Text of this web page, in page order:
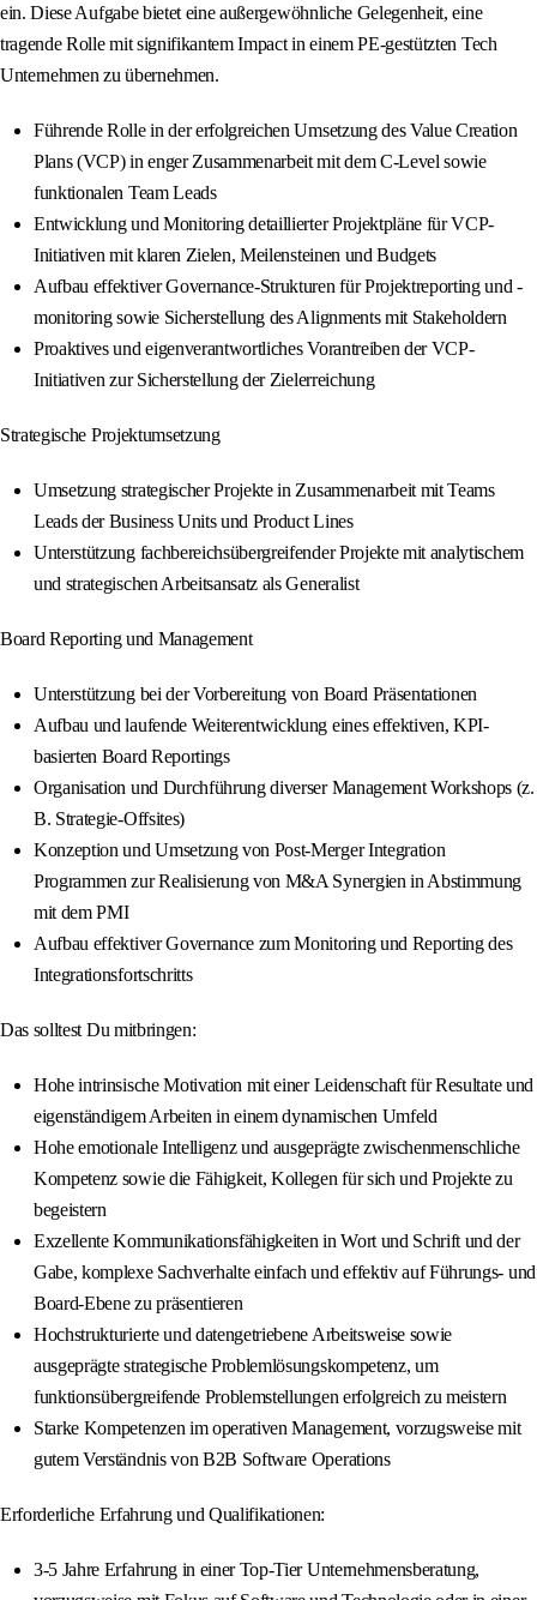
ein. Diese Aufgabe bietet eine außergewöhnliche Gelegenheit, eine
tragende Rolle mit signifikantem Impact in einem PE-gestützten Tech
Unternehmen zu übernehmen.
Führende Rolle in der erfolgreichen Umsetzung des Value Creation
Plans (VCP) in enger Zusammenarbeit mit dem C-Level sowie
funktionalen Team Leads
Entwicklung und Monitoring detaillierter Projektpläne für VCP-
Initiativen mit klaren Zielen, Meilensteinen und Budgets
Aufbau effektiver Governance-Strukturen für Projektreporting und -
monitoring sowie Sicherstellung des Alignments mit Stakeholdern
Proaktives und eigenverantwortliches Vorantreiben der VCP-
Initiativen zur Sicherstellung der Zielerreichung
Strategische Projektumsetzung
Umsetzung strategischer Projekte in Zusammenarbeit mit Teams
Leads der Business Units und Product Lines
Unterstützung fachbereichsübergreifender Projekte mit analytischem
und strategischen Arbeitsansatz als Generalist
Board Reporting und Management
Unterstützung bei der Vorbereitung von Board Präsentationen
Aufbau und laufende Weiterentwicklung eines effektiven, KPI-
basierten Board Reportings
Organisation und Durchführung diverser Management Workshops (z.
B. Strategie-Offsites)
Konzeption und Umsetzung von Post-Merger Integration
Programmen zur Realisierung von M&A Synergien in Abstimmung
mit dem PMI
Aufbau effektiver Governance zum Monitoring und Reporting des
Integrationsfortschritts
Das solltest Du mitbringen:
Hohe intrinsische Motivation mit einer Leidenschaft für Resultate und
eigenständigem Arbeiten in einem dynamischen Umfeld
Hohe emotionale Intelligenz und ausgeprägte zwischenmenschliche
Kompetenz sowie die Fähigkeit, Kollegen für sich und Projekte zu
begeistern
Exzellente Kommunikationsfähigkeiten in Wort und Schrift und der
Gabe, komplexe Sachverhalte einfach und effektiv auf Führungs- und
Board-Ebene zu präsentieren
Hochstrukturierte und datengetriebene Arbeitsweise sowie
ausgeprägte strategische Problemlösungskompetenz, um
funktionsübergreifende Problemstellungen erfolgreich zu meistern
Starke Kompetenzen im operativen Management, vorzugsweise mit
gutem Verständnis von B2B Software Operations
Erforderliche Erfahrung und Qualifikationen:
3-5 Jahre Erfahrung in einer Top‑Tier Unternehmensberatung,